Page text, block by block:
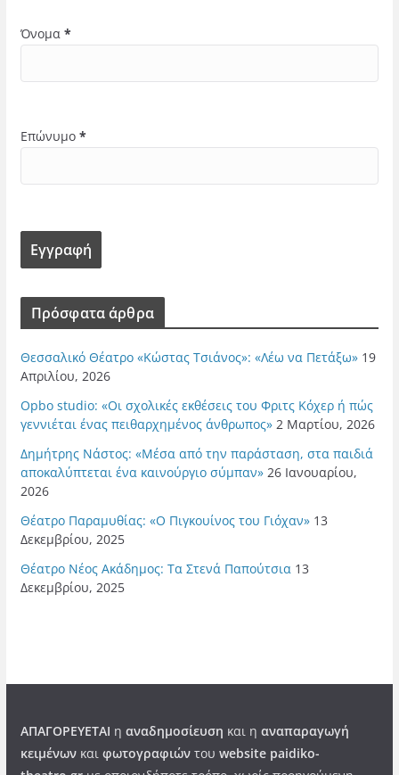
Όνομα *
Επώνυμο *
Πρόσφατα άρθρα
Θεσσαλικό Θέατρο «Κώστας Τσιάνος»: «Λέω να Πετάξω» 19
Απριλίου, 2026
Opbo studio: «Οι σχολικές εκθέσεις του Φριτς Κόχερ ή πώς
γεννιέται ένας πειθαρχημένος άνθρωπος» 2 Μαρτίου, 2026
Δημήτρης Νάστος: «Μέσα από την παράσταση, στα παιδιά
αποκαλύπτεται ένα καινούργιο σύμπαν» 26 Ιανουαρίου,
2026
Θέατρο Παραμυθίας: «Ο Πιγκουίνος του Γιόχαν» 13
Δεκεμβρίου, 2025
Θέατρο Νέος Ακάδημος: Τα Στενά Παπούτσια 13
Δεκεμβρίου, 2025
ΑΠΑΓΟΡΕΥΕΤΑΙ η αναδημοσίευση και η αναπαραγωγή
κειμένωνκαι φωτογραφιώντου website paidiko-